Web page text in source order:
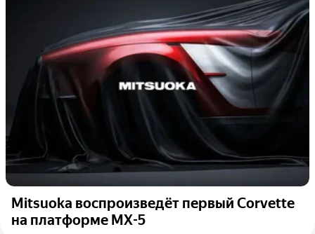
Mitsuoka воспроизведёт первый Corvette
на платформе MX-5